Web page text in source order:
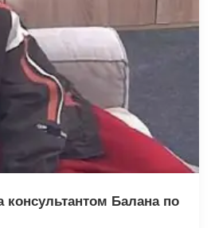
консультантом Балана по